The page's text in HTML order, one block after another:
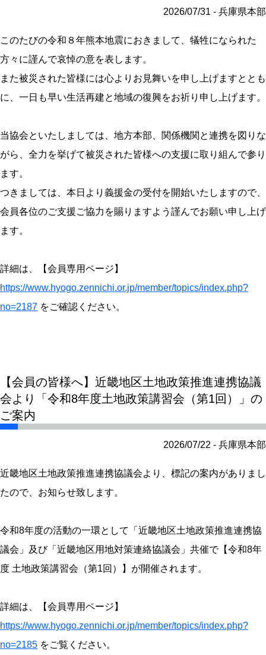
2026/07/31 - 兵庫県本部
このたびの令和８年熊本地震におきまして、犠牲になられた
方々に謹んで哀悼の意を表します。
また被災された皆様には心よりお見舞いを申し上げますととも
に、一日も早い生活再建と地域の復興をお祈り申し上げます。
当協会といたしましては、地方本部、関係機関と連携を図りな
がら、全力を挙げて被災された皆様への支援に取り組んで参り
ます。
つきましては、本日より義援金の受付を開始いたしますので、
会員各位のご支援ご協力を賜りますよう謹んでお願い申し上げ
ます。
詳細は、【会員専用ページ】
https://www.hyogo.zennichi.or.jp/member/topics/index.php?
no=2187 をご確認ください。
【会員の皆様へ】近畿地区土地政策推進連携協議
会より「令和8年度土地政策講習会（第1回）」の
ご案内
2026/07/22 - 兵庫県本部
近畿地区土地政策推進連携協議会より、標記の案内がありまし
たので、お知らせ致します。
令和8年度の活動の一環として「近畿地区土地政策推進連携協
議会」及び「近畿地区用地対策連絡協議会」共催で【令和8年
度 土地政策講習会（第1回）】が開催されます。
詳細は、【会員専用ページ】
https://www.hyogo.zennichi.or.jp/member/topics/index.php?
no=2185 をご覧ください。